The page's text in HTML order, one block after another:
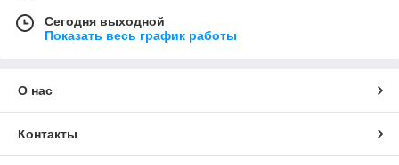
Сегодня выходной
Показать весь график работы
О нас
Контакты